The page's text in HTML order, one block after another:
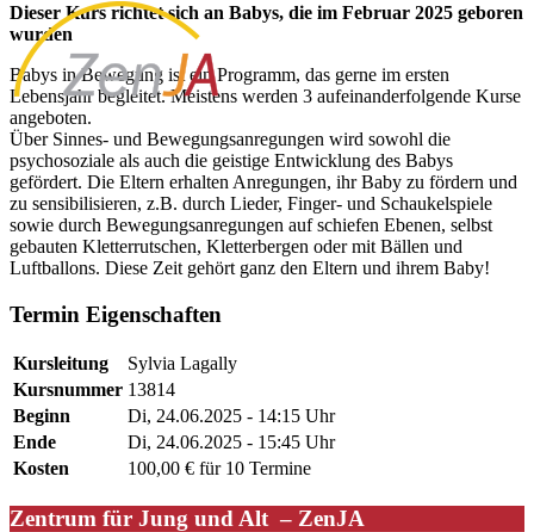
Dieser Kurs richtet sich an Babys, die im Februar 2025 geboren
wurden
Babys in Bewegung ist ein Programm, das gerne im ersten
Lebensjahr begleitet. Meistens werden 3 aufeinanderfolgende Kurse
angeboten.
Über Sinnes- und Bewegungsanregungen wird sowohl die
psychosoziale als auch die geistige Entwicklung des Babys
gefördert. Die Eltern erhalten Anregungen, ihr Baby zu fördern und
zu sensibilisieren, z.B. durch Lieder, Finger- und Schaukelspiele
sowie durch Bewegungsanregungen auf schiefen Ebenen, selbst
gebauten Kletterrutschen, Kletterbergen oder mit Bällen und
Luftballons. Diese Zeit gehört ganz den Eltern und ihrem Baby!
Termin Eigenschaften
Kursleitung
Sylvia Lagally
Kursnummer 13814
Beginn
Di, 24.06.2025 - 14:15 Uhr
Ende
Di, 24.06.2025 - 15:45 Uhr
Kosten
100,00 € für 10 Termine
Zentrum für Jung und Alt – ZenJA